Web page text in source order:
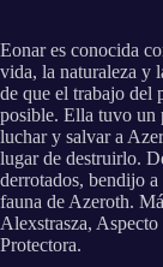
Eonar es conocida
vida, la naturaleza y
de que el trabajo del
posible. Ella tuvo un
luchar y salvar a
lugar de destruirlo.
derrotados, bendijo
fauna de Azeroth.
Alexstrasza,
Protectora.